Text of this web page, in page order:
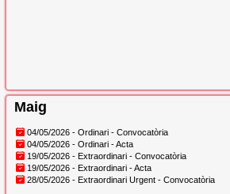
Maig
04/05/2026 - Ordinari - Convocatòria
04/05/2026 - Ordinari - Acta
19/05/2026 - Extraordinari - Convocatòria
19/05/2026 - Extraordinari - Acta
28/05/2026 - Extraordinari Urgent - Convocatòria